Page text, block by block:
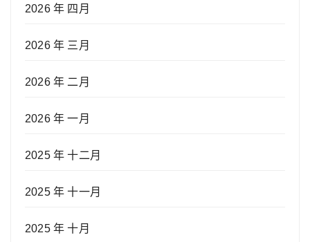
2026 年 四月
2026 年 三月
2026 年 二月
2026 年 一月
2025 年 十二月
2025 年 十一月
2025 年 十月